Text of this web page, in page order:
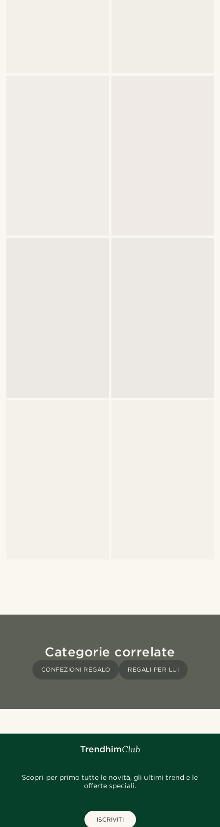
Categorie correlate
CONFEZIONI REGALO REGALI PER LUI
Scopri per primo tutte le novità, gli ultimi trend e le
offerte speciali.
ISCRIVITI